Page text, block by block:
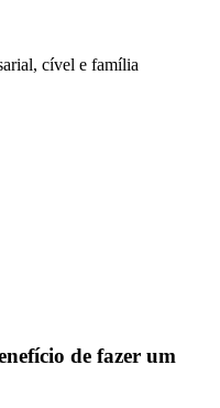
cível e família
de fazer um